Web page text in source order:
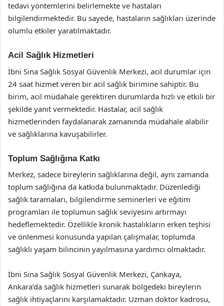
tedavi yöntemlerini belirlemekte ve hastaları
bilgilendirmektedir. Bu sayede, hastaların sağlıkları üzerinde
olumlu etkiler yaratılmaktadır.
Acil Sağlık Hizmetleri
İbni Sina Sağlık Sosyal Güvenlik Merkezi, acil durumlar için
24 saat hizmet veren bir acil sağlık birimine sahiptir. Bu
birim, acil müdahale gerektiren durumlarda hızlı ve etkili bir
şekilde yanıt vermektedir. Hastalar, acil sağlık
hizmetlerinden faydalanarak zamanında müdahale alabilir
ve sağlıklarına kavuşabilirler.
Toplum Sağlığına Katkı
Merkez, sadece bireylerin sağlıklarına değil, aynı zamanda
toplum sağlığına da katkıda bulunmaktadır. Düzenlediği
sağlık taramaları, bilgilendirme seminerleri ve eğitim
programları ile toplumun sağlık seviyesini artırmayı
hedeflemektedir. Özellikle kronik hastalıkların erken teşhisi
ve önlenmesi konusunda yapılan çalışmalar, toplumda
sağlıklı yaşam bilincinin yayılmasına yardımcı olmaktadır.
İbni Sina Sağlık Sosyal Güvenlik Merkezi, Çankaya,
Ankara’da sağlık hizmetleri sunarak bölgedeki bireylerin
sağlık ihtiyaçlarını karşılamaktadır. Uzman doktor kadrosu,